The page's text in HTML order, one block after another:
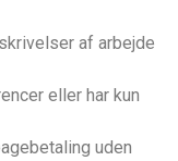
af arbejde
eller har kun
uden